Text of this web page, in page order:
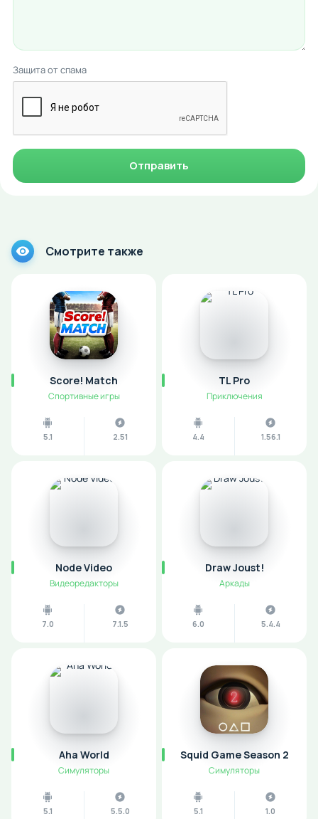
Защита от спама
Отправить
Смотрите также
Score! Match
Спортивные игры
5.1 2.51
TL Pro
Приключения
4.4 1.56.1
Node Video
Видеоредакторы
7.0 7.1.5
Draw Joust!
Аркады
6.0 5.4.4
Aha World
Симуляторы
5.1 5.5.0
Squid Game Season 2
Симуляторы
5.1 1.0